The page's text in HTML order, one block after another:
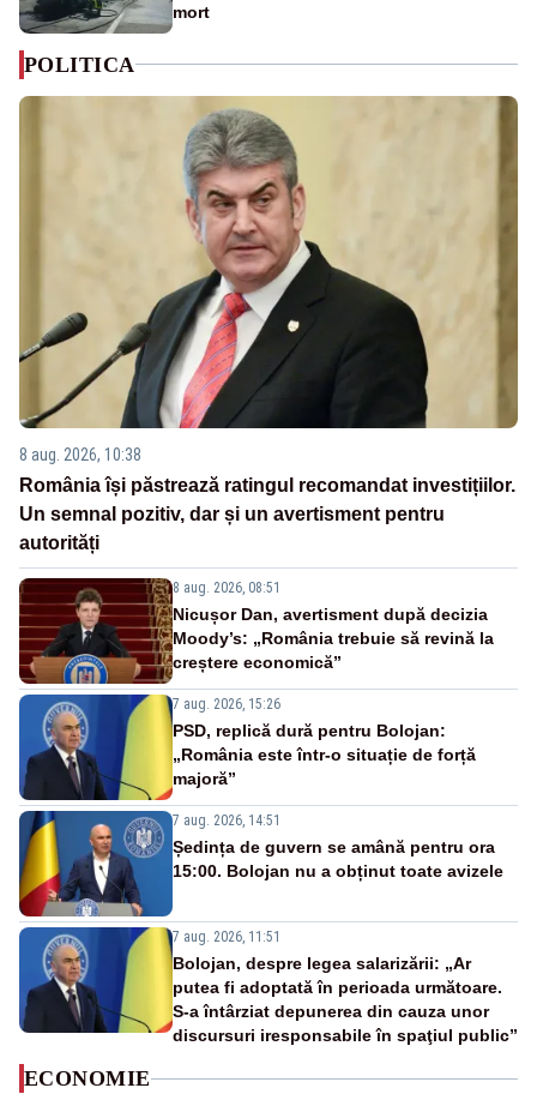
mort
POLITICA
8 aug. 2026, 10:38
România își păstrează ratingul recomandat investițiilor.
Un semnal pozitiv, dar și un avertisment pentru
autorități
8 aug. 2026, 08:51
Nicușor Dan, avertisment după decizia
Moody’s: „România trebuie să revină la
creștere economică”
7 aug. 2026, 15:26
PSD, replică dură pentru Bolojan:
„România este într-o situație de forță
majoră”
7 aug. 2026, 14:51
Ședința de guvern se amână pentru ora
15:00. Bolojan nu a obținut toate avizele
7 aug. 2026, 11:51
Bolojan, despre legea salarizării: „Ar
putea fi adoptată în perioada următoare.
S-a întârziat depunerea din cauza unor
discursuri iresponsabile în spaţiul public”
ECONOMIE